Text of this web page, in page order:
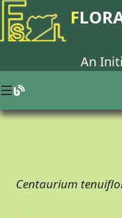
F
An
Centaurium